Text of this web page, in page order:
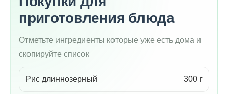
приготовления блюда
Отметьте ингредиенты которые уже есть дома и
скопируйте список
Рис длиннозерный 300 г